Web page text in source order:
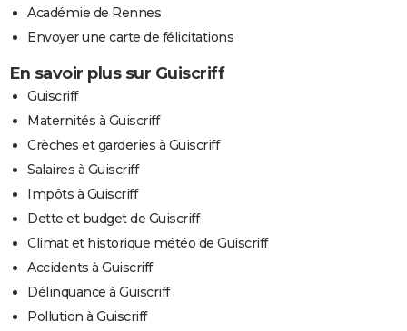
Académie de Rennes
Envoyer une carte de félicitations
En savoir plus sur Guiscriff
Guiscriff
Maternités à Guiscriff
Crèches et garderies à Guiscriff
Salaires à Guiscriff
Impôts à Guiscriff
Dette et budget de Guiscriff
Climat et historique météo de Guiscriff
Accidents à Guiscriff
Délinquance à Guiscriff
Pollution à Guiscriff